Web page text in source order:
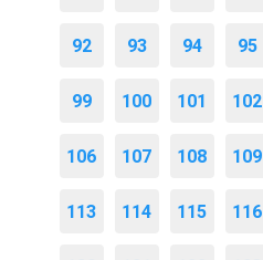
92 93 94 95
99 100 101 102
106 107 108 109
113 114 115 116